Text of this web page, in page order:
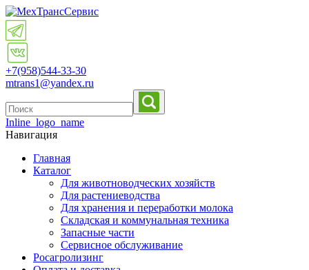
+7(958)544-33-30
mtrans1@yandex.ru
Inline_logo_name
Навигация
Главная
Каталог
Для животноводческих хозяйств
Для растениеводства
Для хранения и переработки молока
Складская и коммунальная техника
Запасные части
Cервисное обслуживание
Росагролизинг